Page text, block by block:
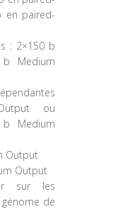
en paired-
: 2×150 b
Medium
ou
Medium
Output
Output
sur les
de